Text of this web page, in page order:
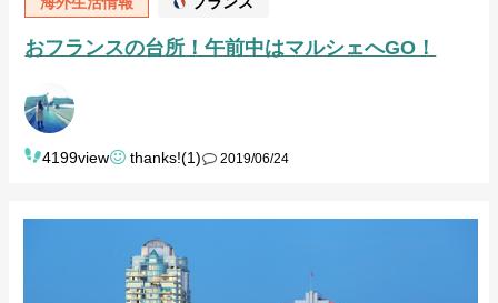
おフランスの台所！午前中はマルシェへGO！
4199view thanks!(1) 2019/06/24